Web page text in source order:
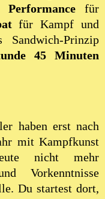
Performancefür
für Kampf und
Sandwich-Prinzip
45 Minuten
haben erst nach
mit Kampfkunst
nicht mehr
Vorkenntnisse
Du startest dort,